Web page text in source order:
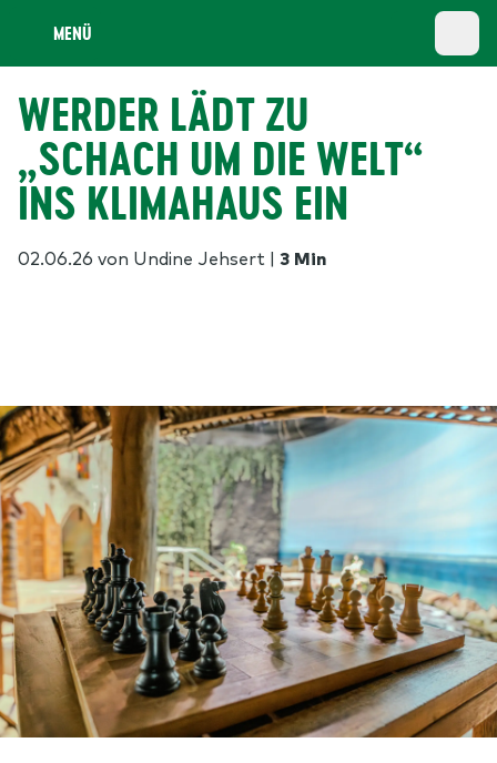
MENÜ
WERDER LÄDT ZU
„SCHACH UM DIE WELT“
INS KLIMAHAUS EIN
02.06.26 von Undine Jehsert | 3 Min